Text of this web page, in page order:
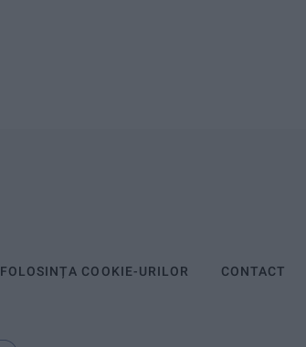
FOLOSINȚA COOKIE-URILOR CONTACT